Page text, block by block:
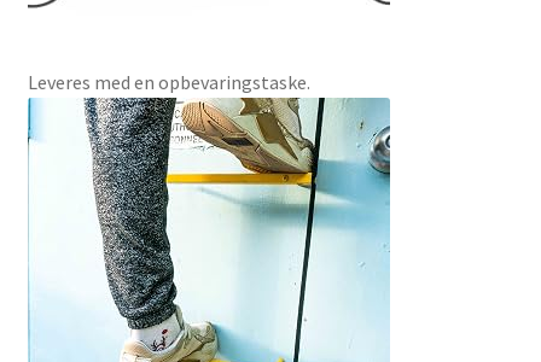
Leveres med en opbevaringstaske.